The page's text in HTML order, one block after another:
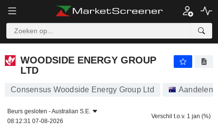
WOODSIDE ENERGY GROUP
LTD
Consensus Woodside Energy Group Ltd Aandelen
Beurs gesloten -Australian S.E.
08:12:31 07-08-2026
Verschil t.o.v. 1 jan (%)